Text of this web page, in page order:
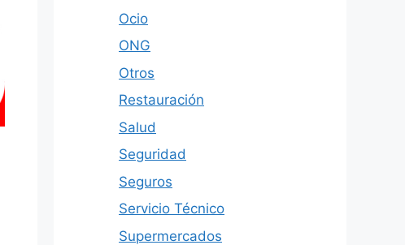
Ocio
ONG
Otros
Restauración
Salud
Seguridad
Seguros
Servicio Técnico
Supermercados